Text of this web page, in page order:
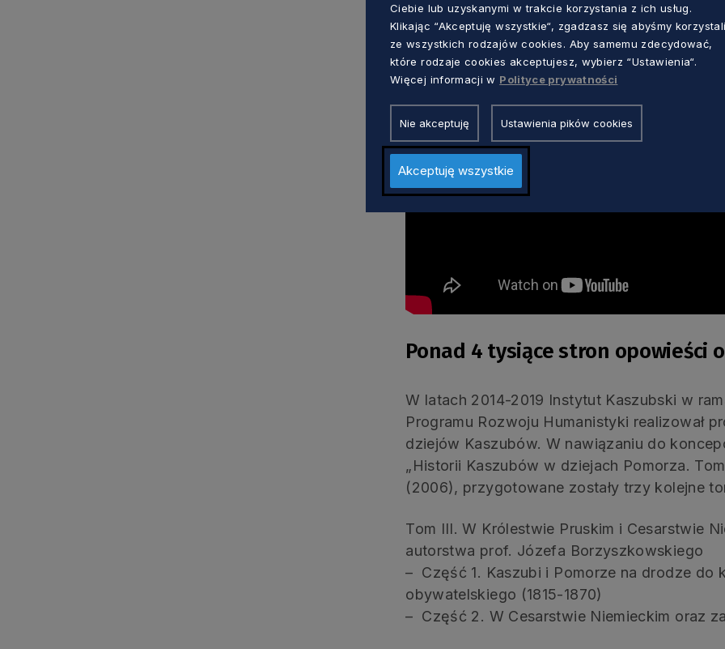
Ponad 4 tysiące stron opowieści
W latach 2014-2019 Instytut Kaszubski w
Programu Rozwoju Humanistyki realizował
dziejów Kaszubów. W nawiązaniu do
„Historii Kaszubów w dziejach Pomorza.
(2006), przygotowane zostały trzy kolejne
Tom III. W Królestwie Pruskim i Cesarstwie
autorstwa prof. Józefa Borzyszkowskiego
– Część 1. Kaszubi i Pomorze na drodze do
obywatelskiego (1815-1870)
– Część 2. W Cesarstwie Niemieckim oraz
Ciebie lub uzyskanymi w trakcie korzystania z ich usług.
Klikając “Akceptuję wszystkie“, zgadzasz się abyśmy korzystali
ze wszystkich rodzajów cookies. Aby samemu zdecydować,
które rodzaje cookies akceptujesz, wybierz “Ustawienia“.
Więcej informacji w Polityce prywatności
Nie akceptuję Ustawienia pików cookies
Akceptuję wszystkie